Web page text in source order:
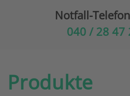
Notfall-
040 / 28 47
Produkte